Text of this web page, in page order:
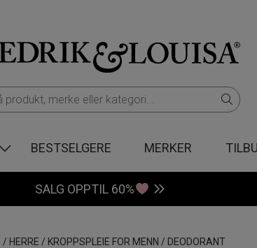
BESTSELGERE MERKER
SALG OPPTIL 60%
/ HERRE / KROPPSPLEIE FOR MENN / DEODORANT